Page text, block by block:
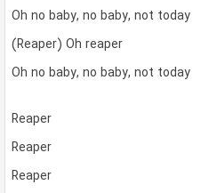
Oh no baby, no baby, not today
(Reaper) Oh reaper
Oh no baby, no baby, not today
Reaper
Reaper
Reaper